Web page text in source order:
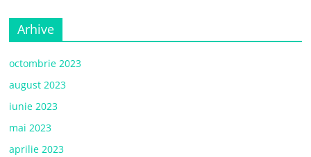
Arhive
octombrie 2023
august 2023
iunie 2023
mai 2023
aprilie 2023